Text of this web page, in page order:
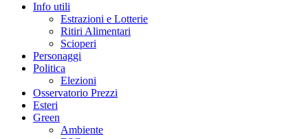
Info utili
Estrazioni e Lotterie
Ritiri Alimentari
Scioperi
Personaggi
Politica
Elezioni
Osservatorio Prezzi
Esteri
Green
Ambiente